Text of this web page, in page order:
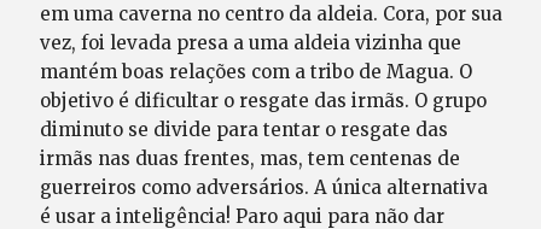
em uma caverna no centro da aldeia. Cora, por sua
vez, foi levada presa a uma aldeia vizinha que
mantém boas relações com a tribo de Magua. O
objetivo é dificultar o resgate das irmãs. O grupo
diminuto se divide para tentar o resgate das
irmãs nas duas frentes, mas, tem centenas de
guerreiros como adversários. A única alternativa
é usar a inteligência! Paro aqui para não dar